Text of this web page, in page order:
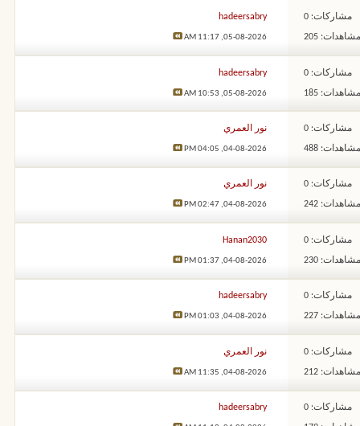
مشاركات: 0
205
hadeersabry
05-08-2026,
11:17 AM
مشاركات: 0
185
hadeersabry
05-08-2026,
10:53 AM
مشاركات: 0
488
نور العمري
04-08-2026,
04:05 PM
مشاركات: 0
242
نور العمري
04-08-2026,
02:47 PM
مشاركات: 0
230
Hanan2030
04-08-2026,
01:37 PM
مشاركات: 0
227
hadeersabry
04-08-2026,
01:03 PM
مشاركات: 0
212
نور العمري
04-08-2026,
11:35 AM
مشاركات: 0 hadeersabry